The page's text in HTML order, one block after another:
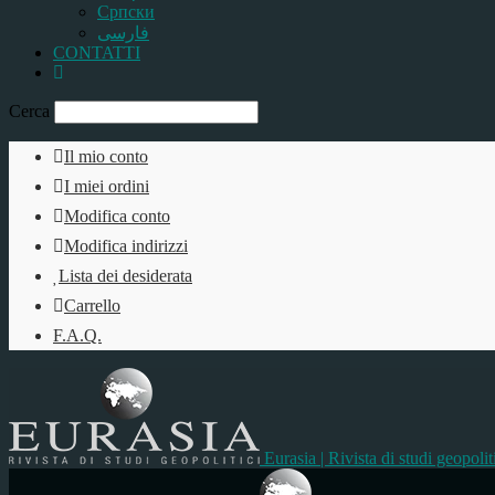
Српски
فارسی
CONTATTI
Cerca
Il mio conto
I miei ordini
Modifica conto
Modifica indirizzi
Lista dei desiderata
Carrello
F.A.Q.
Eurasia | Rivista di studi